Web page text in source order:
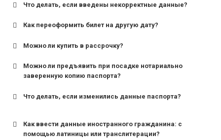
Что делать, если введены некорректные данные?
Как переоформить билет на другую дату?
Можно ли купить в рассрочку?
Можно ли предъявить при посадке нотариально
заверенную копию паспорта?
Что делать, если изменились данные паспорта?
Как ввести данные иностранного гражданина: с
помощью латиницы или транслитерации?